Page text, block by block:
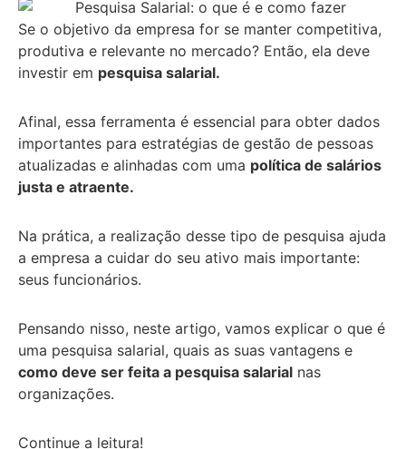
Se o objetivo da empresa for se manter competitiva,
produtiva e relevante no mercado? Então, ela deve
investir em pesquisa salarial.
Afinal, essa ferramenta é essencial para obter dados
importantes para estratégias de gestão de pessoas
atualizadas e alinhadas com uma política de salários
justa e atraente.
Na prática, a realização desse tipo de pesquisa ajuda
a empresa a cuidar do seu ativo mais importante:
seus funcionários.
Pensando nisso, neste artigo, vamos explicar o que é
uma pesquisa salarial, quais as suas vantagens e
como deve ser feita a pesquisa salarial nas
organizações.
Continue a leitura!